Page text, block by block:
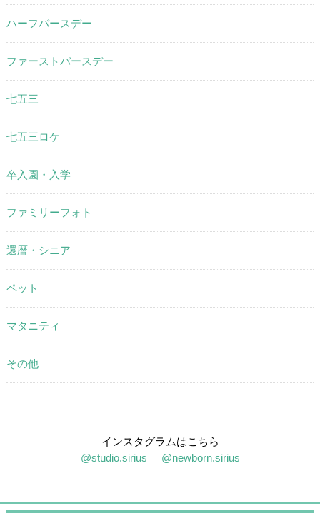
ハーフバースデー
ファーストバースデー
七五三
七五三ロケ
卒入園・入学
ファミリーフォト
還暦・シニア
ペット
マタニティ
その他
インスタグラムはこちら
@studio.sirius
@newborn.sirius